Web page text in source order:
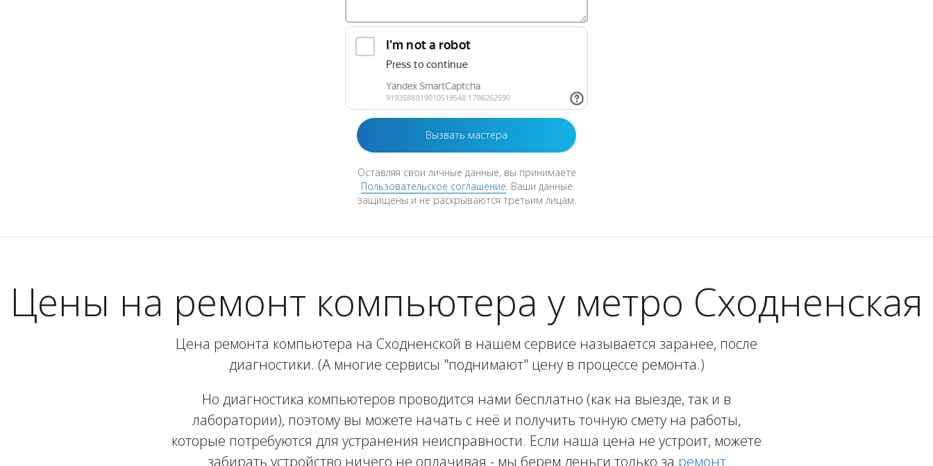
Оставляя свои личные данные, вы принимаете
Пользовательское соглашение. Ваши данные
защищены и не раскрываются третьим лицам.
Цены на ремонт компьютера у метро Сходненская
Цена ремонта компьютера на Сходненской в нашем сервисе называется заранее, после
диагностики. (А многие сервисы "поднимают" цену в процессе ремонта.)
Но диагностика компьютеров проводится нами бесплатно (как на выезде, так и в
лаборатории), поэтому вы можете начать с неё и получить точную смету на работы,
которые потребуются для устранения неисправности. Если наша цена не устроит, можете
забирать устройство ничего не оплачивая - мы берем деньги только за ремонт